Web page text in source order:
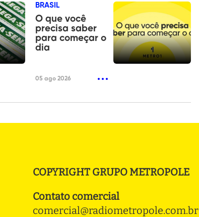
BRASIL
O que você
precisa saber
para começar o
dia
05 ago 2026
COPYRIGHT GRUPO METROPOLE
Contato comercial
comercial@radiometropole.com.br